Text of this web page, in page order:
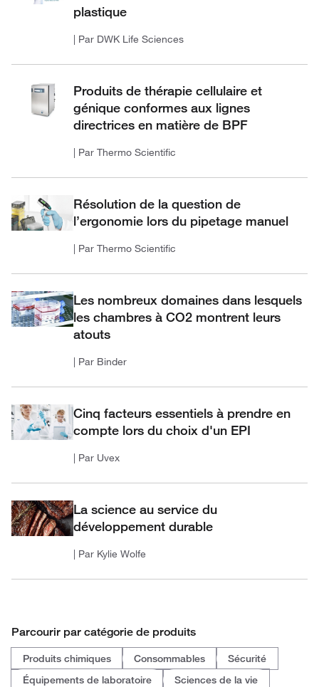
plastique
| Par DWK Life Sciences
Produits de thérapie cellulaire et
génique conformes aux lignes
directrices en matière de BPF
| Par Thermo Scientific
Résolution de la question de
l’ergonomie lors du pipetage manuel
| Par Thermo Scientific
Les nombreux domaines dans lesquels
les chambres à CO2 montrent leurs
atouts
| Par Binder
Cinq facteurs essentiels à prendre en
compte lors du choix d'un EPI
| Par Uvex
La science au service du
développement durable
| Par Kylie Wolfe
Parcourir par catégorie de produits
Produits chimiques Consommables
Sécurité
Équipements de laboratoire
Sciences de la vie